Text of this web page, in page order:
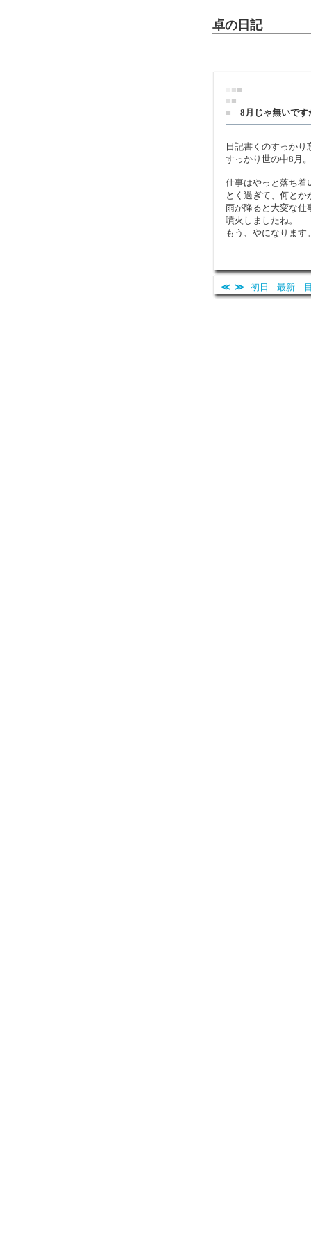
卓の日記
■■
■■
■
8月じゃ無いです
日記書くのすっかり
すっかり世の中8月
仕事はやっと落ち着
とく過ぎて、何と
雨が降ると大変な仕
噴火しましたね。
もう、やになります
≪ ≫ 初日 最新